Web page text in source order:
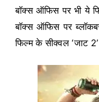
बॉक्स ऑफिस पर भी ये
बॉक्स ऑफिस पर
फिल्म के सीक्वल ‘जाट